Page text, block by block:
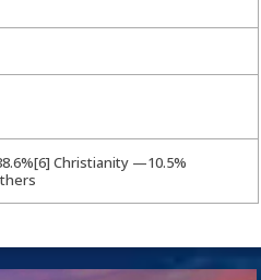
Christianity —10.5%